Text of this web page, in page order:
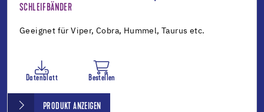
SCHLEIFBÄNDER
Geeignet für Viper, Cobra, Hummel, Taurus etc.
Datenblatt Bestellen
PRODUKT ANZEIGEN